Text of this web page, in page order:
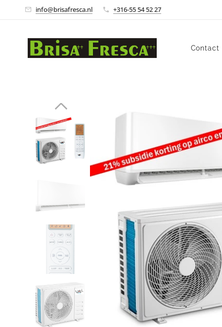
info@brisafresca.nl +316-55 54 52 27
Contact